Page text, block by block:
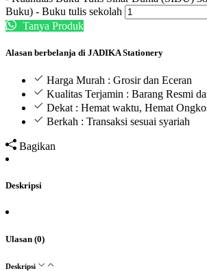
Buku) - Buku tulis sekolah
Tanya Produk
Alasan berbelanja di JADIKA Stationery
Harga Murah : Grosir dan Eceran
Kualitas Terjamin : Barang Resmi
Dekat : Hemat waktu, Hemat
Berkah : Transaksi sesuai syariah
Bagikan
Deskripsi
Ulasan (0)
Deskripsi